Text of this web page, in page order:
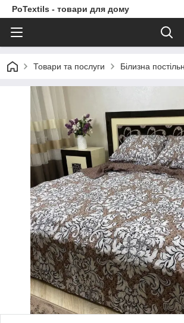
PoTextils - товари для дому
Товари та послуги Білизна